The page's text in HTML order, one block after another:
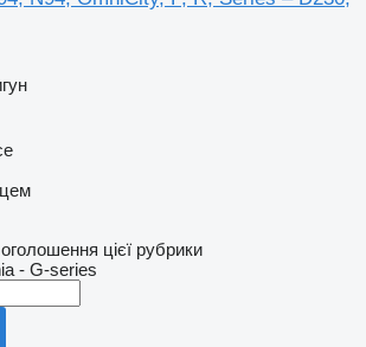
цієї рубрики
- G-series